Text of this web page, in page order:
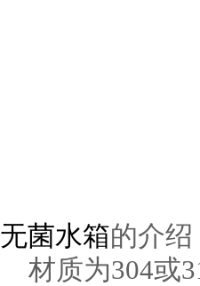
无菌水箱的介绍
材质为304或